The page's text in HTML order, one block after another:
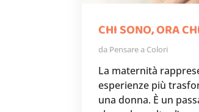
CHI SONO, ORA
da Pensare a Colori
La maternità
esperienze più
una donna. È un